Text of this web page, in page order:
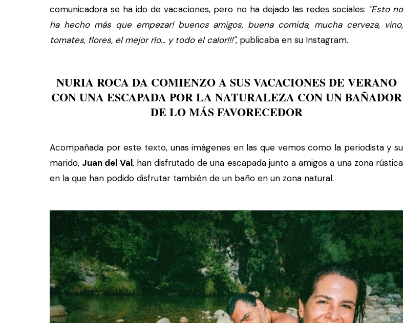
comunicadora se ha ido de vacaciones, pero no ha dejado las redes sociales: "Esto no
ha hecho más que empezar! buenos amigos, buena comida, mucha cerveza, vino,
tomates, flores, el mejor río... y todo el calor!!!", publicaba en su Instagram.
NURIA ROCA DA COMIENZO A SUS VACACIONES DE VERANO
CON UNA ESCAPADA POR LA NATURALEZA CON UN BAÑADOR
DE LO MÁS FAVORECEDOR
Acompañada por este texto, unas imágenes en las que vemos como la periodista y su
marido, Juan del Val, han disfrutado de una escapada junto a amigos a una zona rústica
en la que han podido disfrutar también de un baño en un zona natural.